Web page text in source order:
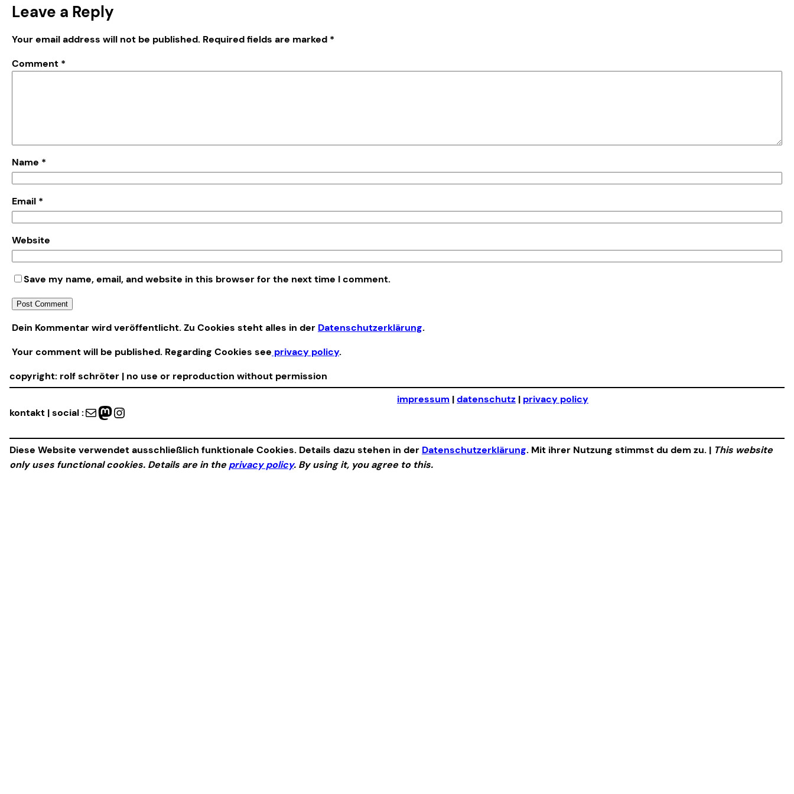
Leave a Reply
Your email address will not be published. Required fields are marked *
Comment *
Name *
Email *
Website
Save my name, email, and website in this browser for the next time I comment.
Alternative:
Dein Kommentar wird veröffentlicht. Zu Cookies steht alles in der Datenschutzerklärung.
Your comment will be published. Regarding Cookies see privacy policy.
copyright: rolf schröter | no use or reproduction without permission
kontakt | social :Mail Mastodon Instagram
impressum |datenschutz | privacy policy
Diese Website verwendet ausschließlich funktionale Cookies. Details dazu stehen in der Datenschutzerklärung. Mit ihrer Nutzung stimmst du dem zu. | This website
only uses functional cookies. Details are in the privacy policy. By using it, you agree to this.